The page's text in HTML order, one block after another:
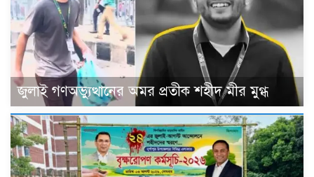
জুলাই গণঅভ্যুত্থানের অমর প্রতীক শহীদ মীর মুগ্ধ